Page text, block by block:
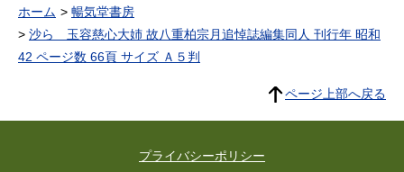
ホーム
暢気堂書房
沙ら 玉容慈心大姉 故八重柏宗月追悼誌編集同人 刊行年 昭和
42 ページ数 66頁 サイズ Ａ５判
ページ上部へ戻る
プライバシーポリシー